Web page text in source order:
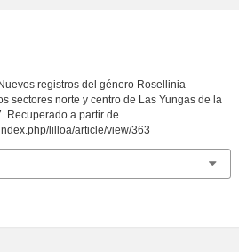
registros del género Rosellinia
sectores norte y centro de Las Yungas de la
Recuperado a partir de
lilloa/article/view/363